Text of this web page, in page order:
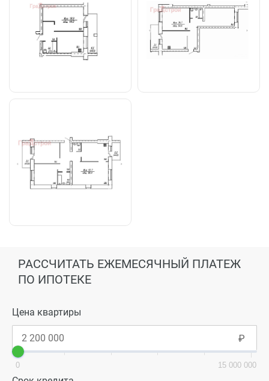
РАССЧИТАТЬ ЕЖЕМЕСЯЧНЫЙ ПЛАТЕЖ
ПО ИПОТЕКЕ
Цена квартиры
0 15 000 000